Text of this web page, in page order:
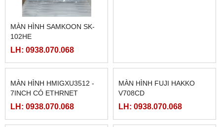
MÀN HÌNH SAMKOON SK-
102HE
LH: 0938.070.068